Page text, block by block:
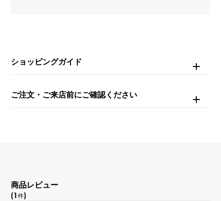
モチーフサイズ
ショッピングガイド
ご注文・ご来店前にご確認ください
商品レビュー
(1件)